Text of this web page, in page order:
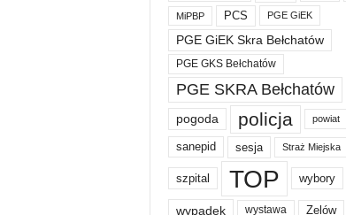
MiPBP PCS PGE GiEK
PGE GiEK Skra Bełchatów
PGE GKS Bełchatów
PGE SKRA Bełchatów
pogoda policja powiat
sanepid sesja Straż Miejska
szpital TOP wybory
wypadek wystawa Zelów